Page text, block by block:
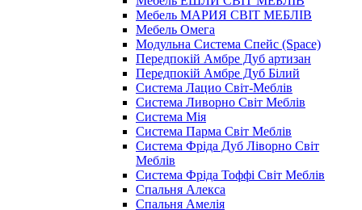
Мебель МАРИЯ СВІТ МЕБЛІВ
Мебель Омега
Модульна Cистема Спейс (Space)
Передпокій Амбре Дуб артизан
Передпокій Амбре Дуб Білий
Система Лацио Світ-Меблів
Система Ливорно Світ Меблів
Система Мія
Система Парма Свiт Меблiв
Система Фріда Дуб Ліворно Світ
Меблів
Система Фріда Тоффі Світ Меблів
Спальня Алекса
Спальня Амелія